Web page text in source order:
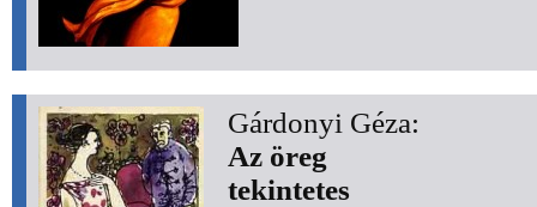
Gárdonyi Géza:
Az öreg
tekintetes